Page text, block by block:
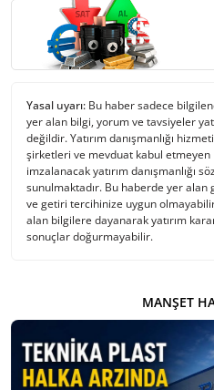
Yasal uyarı: Bu haber sadece
yer alan bilgi, yorum ve tavsiyeler
değildir. Yatırım danışmanlığı
şirketleri ve mevduat kabul
imzalanacak yatırım danışmanlığı
sunulmaktadır. Bu haberde yer
ve getiri tercihinize uygun
alan bilgilere dayanarak yatırım
sonuçlar doğurmayabilir.
MANŞET